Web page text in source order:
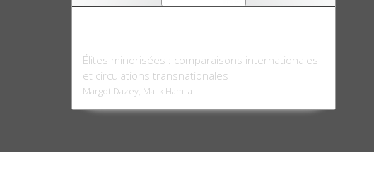
Élites minorisées : comparaisons internationales
et circulations transnationales
Margot Dazey, Malik Hamila